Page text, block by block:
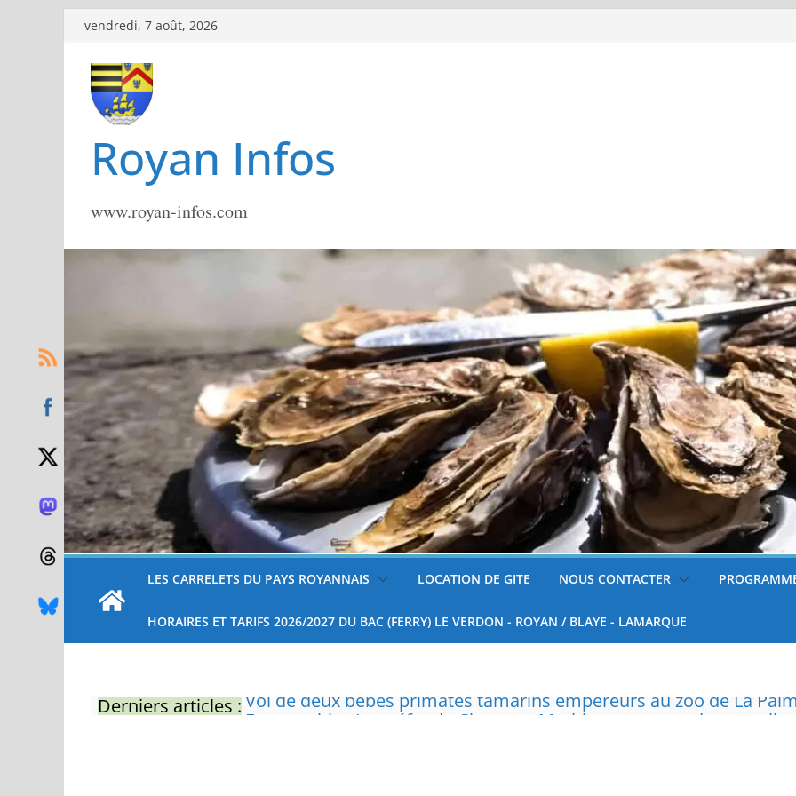
Passer
contenu
vendredi, 7 août, 2026
Royan Infos
www.royan-infos.com
LES CARRELETS DU PAYS ROYANNAIS LOCATION DE GITE NOUS CONTACTER
HORAIRES ET TARIFS 2026/2027 DU BAC (FERRY) LE VERDON - ROYAN / BLAYE - LAMARQUE
Derniers articles : Eau potable : Le préfet de Charente-Maritime annonce de nouvelles